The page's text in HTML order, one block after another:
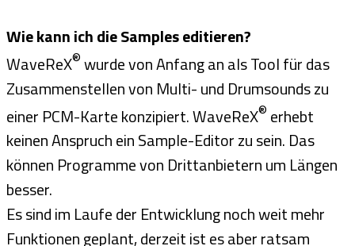
Wie kann ich die Samples editieren?
WaveReX® wurde von Anfang an als Tool für das
Zusammenstellen von Multi- und Drumsounds zu
einer PCM-Karte konzipiert. WaveReX® erhebt
keinen Anspruch ein Sample-Editor zu sein. Das
können Programme von Drittanbietern um Längen
besser.
Es sind im Laufe der Entwicklung noch weit mehr
Funktionen geplant, derzeit ist es aber ratsam